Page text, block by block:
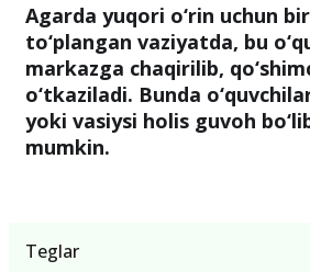
Agarda yuqori o‘rin uchun
to‘plangan vaziyatda, bu
markazga chaqirilib,
o‘tkaziladi. Bunda
yoki vasiysi holis guvoh
mumkin.
Teglar